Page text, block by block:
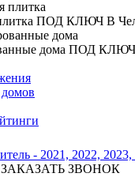
ПОД КЛЮЧ В
дома ПОД КЛЮЧ
- 2021, 2022, 2023,
ЗАКАЗАТЬ ЗВОНОК